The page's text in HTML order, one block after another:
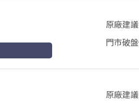
原廠建
門市破盤
原廠建